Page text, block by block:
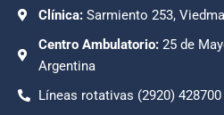
Clínica:Sarmiento 253,
Centro Ambulatorio:25 de
Argentina
Líneas rotativas (2920) 428700